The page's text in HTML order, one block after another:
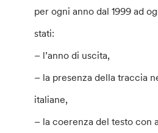
per ogni anno dal 1999 ad
stati:
– l’anno di uscita,
– la presenza della traccia
italiane,
– la coerenza del testo con